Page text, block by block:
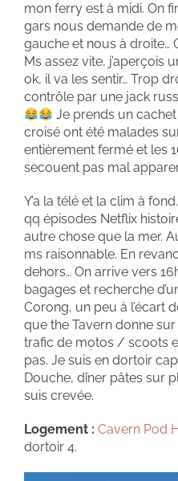
mon ferry est à midi. On
gars nous demande de
gauche et nous à droite…
Ms assez vite, j’aperçois
ok, il va les sentir… Trop
contrôle par une jack
Je prends un
croisé ont été malades
entièrement fermé et les
secouent pas mal
Y’a la télé et la clim à
qq épisodes Netflix
autre chose que la mer.
ms raisonnable. En
dehors… On arrive vers
bagages et recherche
Corong, un peu à l’écart
que the Tavern donne
trafic de motos / scoots
pas. Je suis en dortoir
Douche, dîner pâtes sur
suis crevée.
Logement : Cavern Pod
dortoir 4.